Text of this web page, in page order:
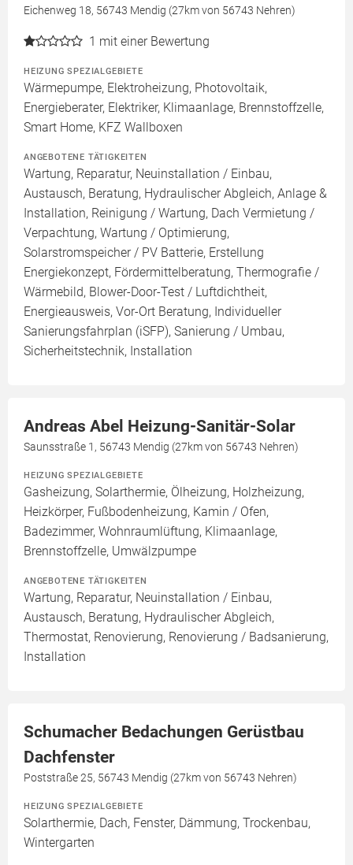
Eichenweg 18, 56743 Mendig (27km von 56743 Nehren)
1 mit einer Bewertung
HEIZUNG SPEZIALGEBIETE
Wärmepumpe, Elektroheizung, Photovoltaik,
Energieberater, Elektriker, Klimaanlage, Brennstoffzelle,
Smart Home, KFZ Wallboxen
ANGEBOTENE TÄTIGKEITEN
Wartung, Reparatur, Neuinstallation / Einbau,
Austausch, Beratung, Hydraulischer Abgleich, Anlage &
Installation, Reinigung / Wartung, Dach Vermietung /
Verpachtung, Wartung / Optimierung,
Solarstromspeicher / PV Batterie, Erstellung
Energiekonzept, Fördermittelberatung, Thermografie /
Wärmebild, Blower-Door-Test / Luftdichtheit,
Energieausweis, Vor-Ort Beratung, Individueller
Sanierungsfahrplan (iSFP), Sanierung / Umbau,
Sicherheitstechnik, Installation
Andreas Abel Heizung-Sanitär-Solar
Saunsstraße 1, 56743 Mendig (27km von 56743 Nehren)
HEIZUNG SPEZIALGEBIETE
Gasheizung, Solarthermie, Ölheizung, Holzheizung,
Heizkörper, Fußbodenheizung, Kamin / Ofen,
Badezimmer, Wohnraumlüftung, Klimaanlage,
Brennstoffzelle, Umwälzpumpe
ANGEBOTENE TÄTIGKEITEN
Wartung, Reparatur, Neuinstallation / Einbau,
Austausch, Beratung, Hydraulischer Abgleich,
Thermostat, Renovierung, Renovierung / Badsanierung,
Installation
Schumacher Bedachungen Gerüstbau
Dachfenster
Poststraße 25, 56743 Mendig (27km von 56743 Nehren)
HEIZUNG SPEZIALGEBIETE
Solarthermie, Dach, Fenster, Dämmung, Trockenbau,
Wintergarten